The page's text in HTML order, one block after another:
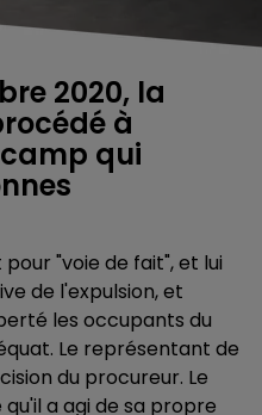
2020, la
à
qui
"voie de fait", et lui
de l'expulsion, et
les occupants du
Le représentant de
du procureur. Le
a agi de sa propre